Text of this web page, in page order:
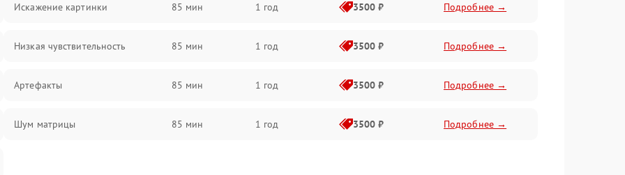
Искажение картинки 85 мин 1 год 3500 ₽ Подробнее →
Низкая чувствительность 85 мин 1 год 3500 ₽ Подробнее →
Артефакты 85 мин 1 год 3500 ₽ Подробнее →
Шум матрицы 85 мин 1 год 3500 ₽ Подробнее →